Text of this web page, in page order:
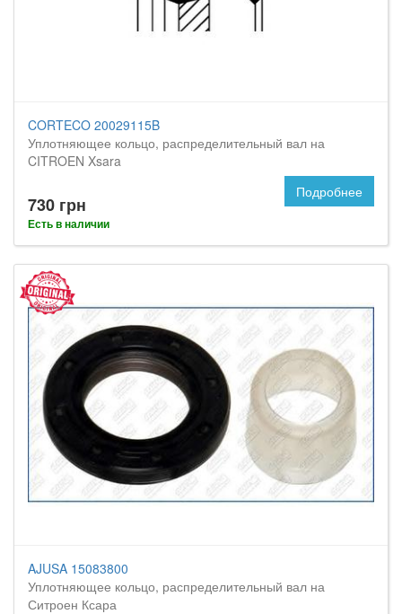
CORTECO 20029115B
Уплотняющее кольцо, распределительный вал на
CITROEN Xsara
730 грн
Есть в наличии
Подробнее
AJUSA 15083800
Уплотняющее кольцо, распределительный вал на
Ситроен Ксара